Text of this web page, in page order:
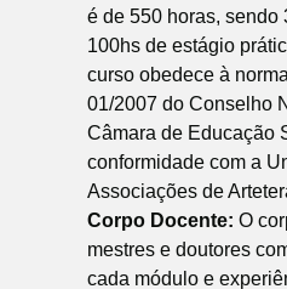
é de 550 horas, sendo
100hs de estágio
curso obedece à
01/2007 do Conselho
Câmara de Educação
conformidade com a
Associações de
Corpo Docente: O
mestres e doutores
cada módulo e